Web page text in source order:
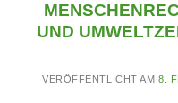
UND
VERÖFFENTLICHT AM8.